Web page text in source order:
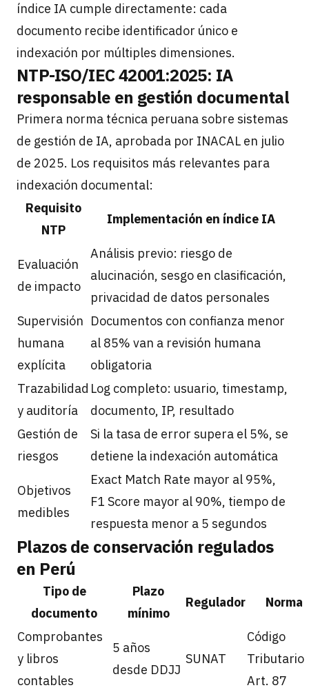
índice IA cumple directamente: cada
documento recibe identificador único e
indexación por múltiples dimensiones.
NTP-ISO/IEC 42001:2025: IA
responsable en gestión documental
Primera norma técnica peruana sobre sistemas
de gestión de IA, aprobada por INACAL en julio
de 2025. Los requisitos más relevantes para
indexación documental:
Requisito
NTP
Implementación en índice IA
Evaluación
de impacto
Análisis previo: riesgo de
alucinación, sesgo en clasificación,
privacidad de datos personales
Supervisión
humana
explícita
Documentos con confianza menor
al 85% van a revisión humana
obligatoria
Trazabilidad
y auditoría
Log completo: usuario, timestamp,
documento, IP, resultado
Gestión de
riesgos
Si la tasa de error supera el 5%, se
detiene la indexación automática
Objetivos
medibles
Exact Match Rate mayor al 95%,
F1 Score mayor al 90%, tiempo de
respuesta menor a 5 segundos
Plazos de conservación regulados
en Perú
Tipo de
documento
Plazo
mínimo
Regulador Norma
Comprobantes
y libros
contables
5 años
desde DDJJ
SUNAT
Código
Tributario
Art. 87